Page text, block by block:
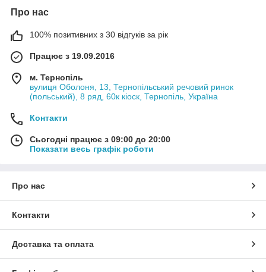
Про нас
100% позитивних з 30 відгуків за рік
Працює з 19.09.2016
м. Тернопіль
вулиця Оболоня, 13, Тернопільський речовий ринок
(польський), 8 ряд, 60к кіоск, Тернопіль, Україна
Контакти
Сьогодні працює з 09:00 до 20:00
Показати весь графік роботи
Про нас
Контакти
Доставка та оплата